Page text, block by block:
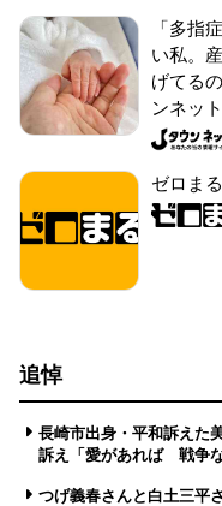
「多指
い私。
げてる
ンネット
ゼロまる
追悼
長崎市出身・平和訴えた
訴え「愛があれば 戦争
つげ義春さんと白土三平